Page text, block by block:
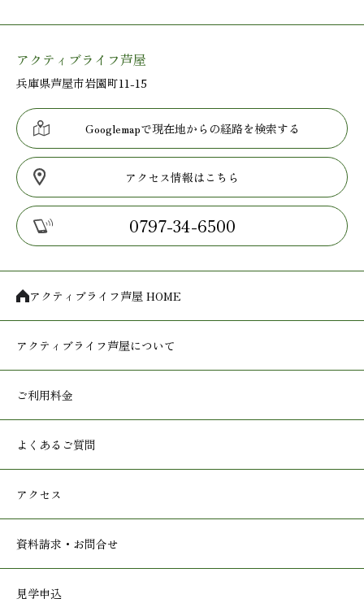
アクティブライフ芦屋
兵庫県芦屋市岩園町11-15
Googlemapで現在地からの経路を検索する
アクセス情報はこちら
0797-34-6500
アクティブライフ芦屋 HOME
アクティブライフ芦屋について
ご利用料金
よくあるご質問
アクセス
資料請求・お問合せ
見学申込